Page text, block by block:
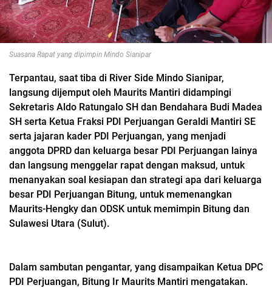
Suasana Rapat yang dipimpin Mindo Sianipar
Terpantau, saat tiba di River Side Mindo Sianipar,
langsung dijemput oleh Maurits Mantiri didampingi
Sekretaris Aldo Ratungalo SH dan Bendahara Budi Madea
SH serta Ketua Fraksi PDI Perjuangan Geraldi Mantiri SE
serta jajaran kader PDI Perjuangan, yang menjadi
anggota DPRD dan keluarga besar PDI Perjuangan lainya
dan langsung menggelar rapat dengan maksud, untuk
menanyakan soal kesiapan dan strategi apa dari keluarga
besar PDI Perjuangan Bitung, untuk memenangkan
Maurits-Hengky dan ODSK untuk memimpin Bitung dan
Sulawesi Utara (Sulut).
Dalam sambutan pengantar, yang disampaikan Ketua DPC
PDI Perjuangan, Bitung Ir Maurits Mantiri mengatakan.